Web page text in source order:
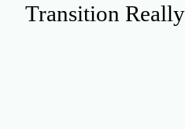
Transition